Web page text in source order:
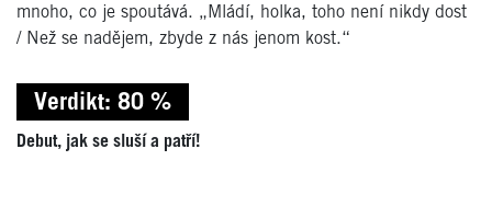
mnoho, co je spoutává. „Mládí, holka, toho není nikdy dost
/ Než se nadějem, zbyde z nás jenom kost.“
Verdikt: 80 %
Debut, jak se sluší a patří!